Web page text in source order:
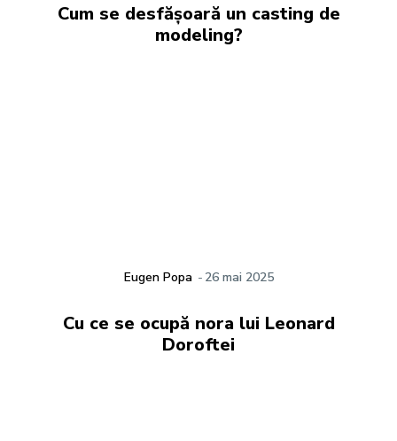
Cum se desfășoară un casting de
modeling?
Eugen Popa - 26 mai 2025
Cu ce se ocupă nora lui Leonard
Doroftei